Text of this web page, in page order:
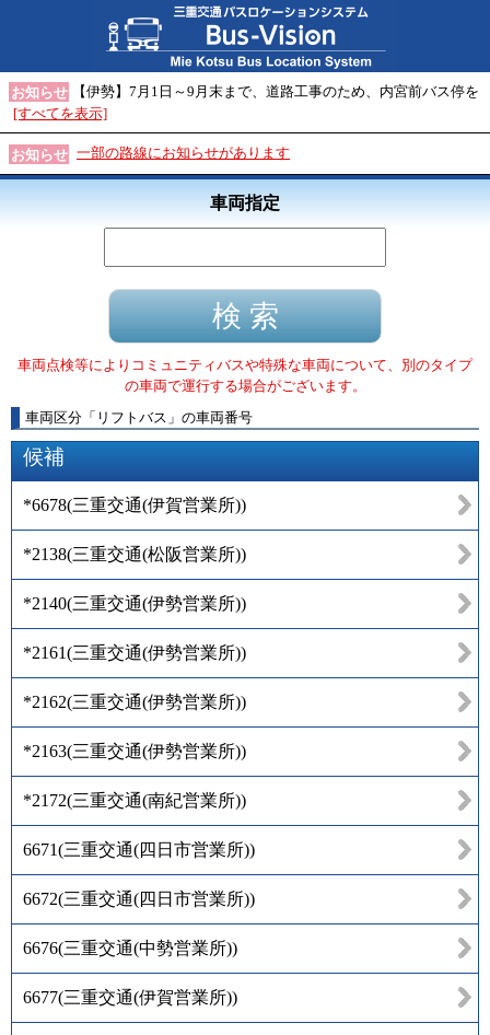
お知らせ
【伊勢】7月1日～9月末まで、道路工事のため、内宮前バス停を
[すべてを表示]
お知らせ 一部の路線にお知らせがあります
車両指定
車両点検等によりコミュニティバスや特殊な車両について、別のタイプ
の車両で運行する場合がございます。
車両区分 「 リフトバス 」 の車両番号
候補
*6678(三重交通(伊賀営業所))
*2138(三重交通(松阪営業所))
*2140(三重交通(伊勢営業所))
*2161(三重交通(伊勢営業所))
*2162(三重交通(伊勢営業所))
*2163(三重交通(伊勢営業所))
*2172(三重交通(南紀営業所))
6671(三重交通(四日市営業所))
6672(三重交通(四日市営業所))
6676(三重交通(中勢営業所))
6677(三重交通(伊賀営業所))